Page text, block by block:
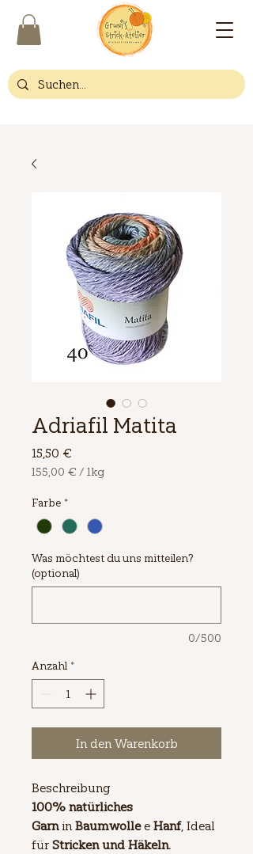
Adriafil Matita
15,50 €
155,00 € / 1kg
pro
Kilogramm
Farbe *
Was möchtest du uns mitteilen?
(optional)
0/500
Anzahl *
In den Warenkorb
Beschreibung
100% natürliches
Garnin Baumwollee Hanf, Ideal
für Stricken und Häkeln.